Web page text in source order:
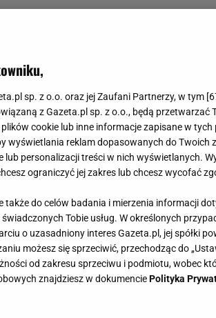
co roku. Efekt? Główki są
czas na sadzenie czosnku mija wraz
że także maj może być dobrym
Ogrodnicy od lat stosują
i jasne? Kluczowe znaczenie mają
sp. z o.o. oraz jej Zaufani Partnerzy, w tym [
z Gazeta.pl sp. z o.o., będą przetwarzać
cookie lub inne informacje zapisane w tych
wyświetlania reklam dopasowanych do Twoich
personalizacji treści w nich wyświetlanych.
ograniczyć jej zakres lub chcesz wycofać
także do celów badania i mierzenia informacji
Tobie usług. W określonych
o uzasadniony interes Gazeta.pl, jej spółki
możesz się sprzeciwić, przechodząc do
od zakresu sprzeciwu i podmiotu, wobec
znajdziesz w dokumenciePolityka